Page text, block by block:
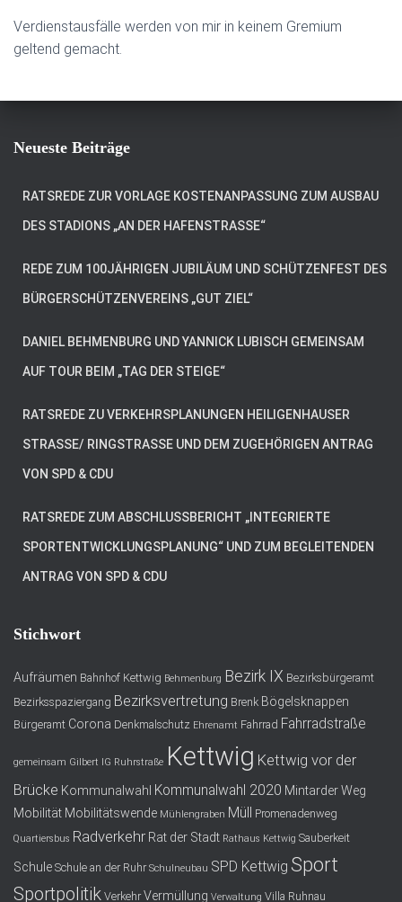
Verdienstausfälle werden von mir in keinem Gremium
geltend gemacht.
Neueste Beiträge
RATSREDE ZUR VORLAGE KOSTENANPASSUNG ZUM AUSBAU
DES STADIONS „AN DER HAFENSTRASSE“
REDE ZUM 100JÄHRIGEN JUBILÄUM UND SCHÜTZENFEST DES
BÜRGERSCHÜTZENVEREINS „GUT ZIEL“
DANIEL BEHMENBURG UND YANNICK LUBISCH GEMEINSAM
AUF TOUR BEIM „TAG DER STEIGE“
RATSREDE ZU VERKEHRSPLANUNGEN HEILIGENHAUSER
STRASSE/ RINGSTRASSE UND DEM ZUGEHÖRIGEN ANTRAG VO
N SPD & CDU
RATSREDE ZUM ABSCHLUSSBERICHT „INTEGRIERTE
SPORTENTWICKLUNGSPLANUNG“ UND ZUM BEGLEITENDEN
ANTRAG VON SPD & CDU
Stichwort
Aufräumen Bahnhof Kettwig Behmenburg Bezirk IX Bezirksbürgeramt
Bezirksspaziergang Bezirksvertretung Brenk Bögelsknappen
Bürgeramt Corona Denkmalschutz Ehrenamt Fahrrad Fahrradstraße
gemeinsam Gilbert IG Ruhrstraße Kettwig Kettwig vor der
Brücke Kommunalwahl Kommunalwahl 2020 Mintarder Weg
Mobilität Mobilitätswende Mühlengraben Müll Promenadenweg
Quartiersbus Radverkehr Rat der Stadt Rathaus Kettwig Sauberkeit
Schule Schule an der Ruhr Schulneubau SPD Kettwig Sport
Sportpolitik Verkehr Vermüllung Verwaltung Villa Ruhnau